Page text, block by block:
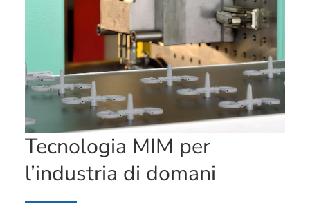
Tecnologia MIM per
l’industria di domani